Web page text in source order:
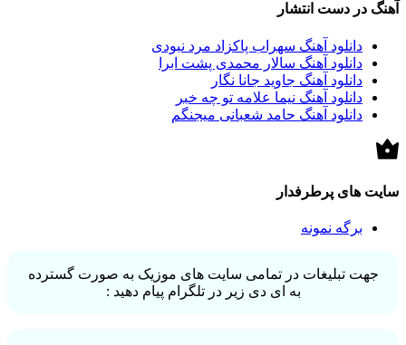
آهنگ در دست انتشار
دانلود آهنگ سهراب پاکزاد مرد نبودی
دانلود آهنگ سالار محمدی پشت ابرا
دانلود آهنگ جاوید جانا نگار
دانلود آهنگ نیما علامه تو چه خبر
دانلود آهنگ حامد شعبانی میجنگم
سایت های پرطرفدار
برگه نمونه
جهت تبلیغات در تمامی سایت های موزیک به صورت گسترده
به ای دی زیر در تلگرام پیام دهید :